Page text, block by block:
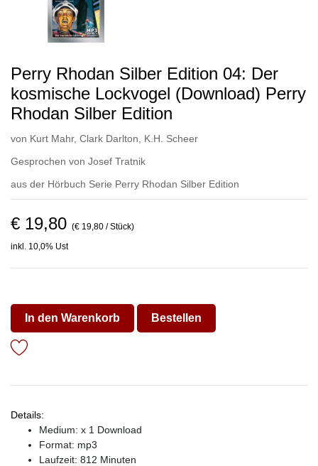
Perry Rhodan Silber Edition 04: Der
kosmische Lockvogel (Download) Perry
Rhodan Silber Edition
von Kurt Mahr, Clark Darlton
K.H. Scheer
Gesprochen von Josef Tratnik
aus der Hörbuch Serie Perry Rhodan Silber Edition
€ 19,80 (€ 19,80 / Stück)
inkl. 10,0% Ust
In den Warenkorb Bestellen
Details:
Medium: x 1 Download
Format: mp3
Laufzeit: 812 Minuten